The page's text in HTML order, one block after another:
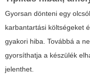
Gyorsan dönteni egy
karbantartási költségeket
gyakori hiba. Továbbá a
gyorsíthatja a készülék
jelenthet.